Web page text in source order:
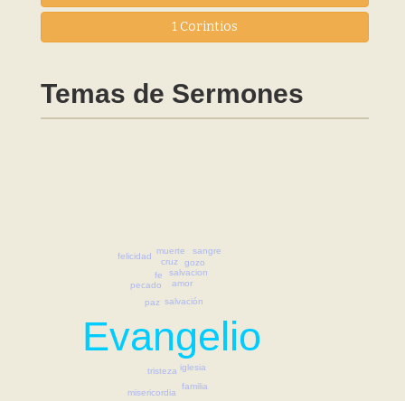
1 Corintios
Temas de Sermones
Evangelio
salvación
tristeza
amor
misericordia
pecado
paz
familia
iglesia
fe
gozo
salvacion
cruz
felicidad
sangre
muerte